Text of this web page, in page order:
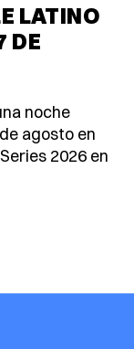
LATINO
DE
noche
agosto en
2026 en